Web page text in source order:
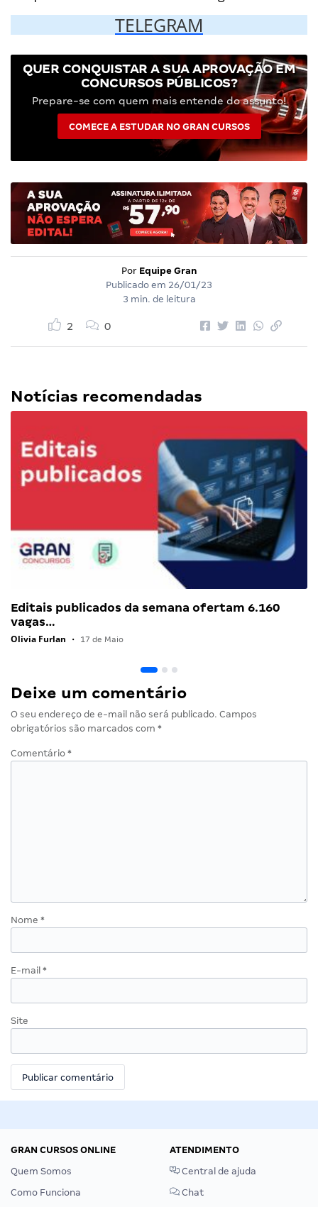
TELEGRAM
QUER CONQUISTAR A SUA APROVAÇÃO EM
CONCURSOS PÚBLICOS?
Prepare-se com quem mais entende do assunto!
COMECE A ESTUDAR NO GRAN CURSOS
Por Equipe Gran
Publicado em 26/01/23
3 min. de leitura
2 0
Notícias recomendadas
Editais publicados da semana ofertam 6.160
vagas…
Olivia Furlan • 17 de Maio
Deixe um comentário
O seu endereço de e-mail não será publicado. Campos
obrigatórios são marcados com *
Comentário *
Nome *
E-mail *
Site
GRAN CURSOS ONLINE
Quem Somos
Como Funciona
ATENDIMENTO
Central de ajuda
Chat